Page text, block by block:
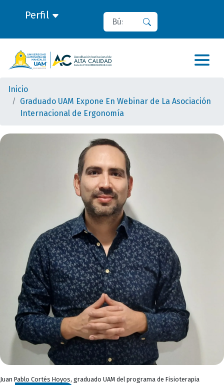
Perfil Buscar
Inicio
Graduado UAM Expone En Webinar de La Asociación
Internacional de Ergonomía
Juan Pablo Cortés Hoyos, graduado UAM del programa de Fisioterapia